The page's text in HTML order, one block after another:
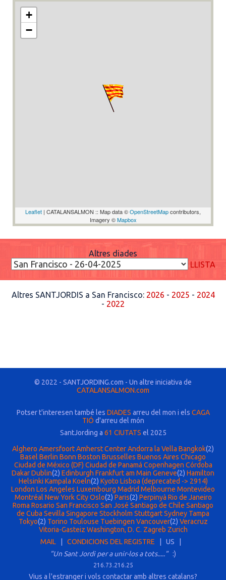
+
−
Leaflet | CATALANSALMON :: Map data ©OpenStreetMapcontributors,
Imagery ©Mapbox
Altres diades
LLISTA
Altres SANTJORDIS a San Francisco: 2026 - 2025 - 2024
- 2022
© 2022 - SANTJORDING.com - Un altre iniciativa de
CATALANSALMON.com
Potser t'interesen també les DIADES arreu del mon i els CAGA
TIÓ d'arreu del món
SantJording a 61 CIUTATS el 2025
Alghero AmersfoortAmherst CenterAndorra la Vella Bangkok(2)
Basel Berlin Bonn Boston Brusselles Buenos Aires Chicago
Ciudad de México (DF) Ciudad de Panamá Copenhagen Córdoba
DakarDublin(2) Edinburgh Frankfurt am Main Geneve(2) Hamilton
Helsinki Kampala Koeln(2) Kyoto Lisboa (deprecated -> 2914)
London Los Angeles Luxembourg Madrid Melbourne Montevideo
Montréal New York City Oslo(2) Paris(2) Perpinyà Rio de Janeiro
Roma Rosario San Francisco San José Santiago de Chile Santiago
de Cuba Sevilla Singapore Stockholm StuttgartSydney Tampa
Tokyo(2) Torino Toulouse Tuebingen Vancouver(2) Veracruz
Vitoria-Gasteiz Washington, D. C. Zagreb Zurich
MAIL
CONDICIONS DEL REGISTRE | US |
"Un Sant Jordi per a unir-los a tots.....":)
216.73.216.25
Vius a l'estranger i vols contactar amb altres catalans?